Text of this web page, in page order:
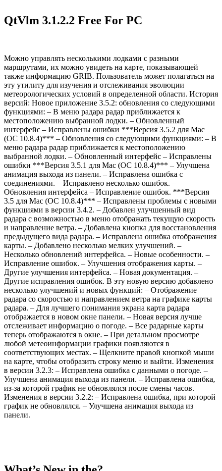
QtVlm 3.1.2.2 Free For PC
Можно управлять несколькими лодками с разными
маршрутами, их можно увидеть на карте, показывающей
также информацию GRIB. Пользователь может полагаться на
эту утилиту для изучения и отслеживания эволюции
метеорологических условий в определенной области. История
версий: Новое приложение 3.5.2: обновления со следующими
функциями: – В меню радара радар приближается к
местоположению выбранной лодки. – Обновленный
интерфейс – Исправлены ошибки ***Версия 3.5.2 для Mac
(ОС 10.8.4)*** – Обновления со следующими функциями: – В
меню радара радар приближается к местоположению
выбранной лодки. – Обновленный интерфейс – Исправлены
ошибки ***Версия 3.5.1 для Mac (ОС 10.8.4)*** – Улучшена
анимация выхода из панели. – Исправлена ​​ошибка с
соединениями. – Исправлено несколько ошибок. –
Обновления интерфейса – Исправление ошибок. ***Версия
3.5 для Mac (ОС 10.8.4)*** – Исправлены проблемы с новыми
функциями в версии 3.4.2. – Добавлен улучшенный вид
радара с возможностью в меню отображать текущую скорость
и направление ветра. – Добавлена ​​кнопка для восстановления
предыдущего вида радара. – Исправлена ​​ошибка отображения
карты. – Добавлено несколько мелких улучшений. –
Несколько обновлений интерфейса. – Новые особенности. –
Исправление ошибок. – Улучшения отображения карты. –
Другие улучшения интерфейса. – Новая документация. –
Другие исправления ошибок. В эту новую версию добавлено
несколько улучшений и новых функций: – Отображение
радара со скоростью и направлением ветра на графике карты
радара. – Для лучшего понимания экрана карта радара
отображается в новом окне панели. – Новая версия лучше
отслеживает информацию о погоде. – Все радарные карты
теперь отображаются в окне. – При детальном просмотре
любой метеоинформации графики появляются в
соответствующих местах. – Щелкните правой кнопкой мыши
на карте, чтобы отобразить строку меню и выйти. Изменения
в версии 3.2.3: – Исправлена ​​ошибка с данными о погоде. –
Улучшена анимация выхода из панели. – Исправлена ​​ошибка,
из-за которой график не обновлялся после смены часов.
Изменения в версии 3.2.2: – Исправлена ​​ошибка, при которой
график не обновлялся. – Улучшена анимация выхода из
панели.